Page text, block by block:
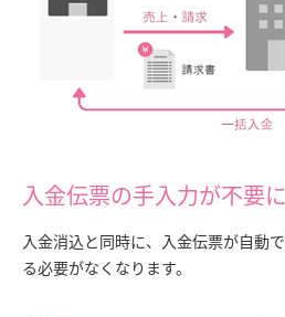
入金伝票の手入力が不要に
入金消込と同時に、入金伝票が自動
る必要がなくなります。